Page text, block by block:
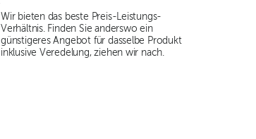
Wir bieten das beste Preis-Leistungs-
Verhältnis. Finden Sie anderswo ein
günstigeres Angebot für dasselbe Produkt
inklusive Veredelung, ziehen wir nach.